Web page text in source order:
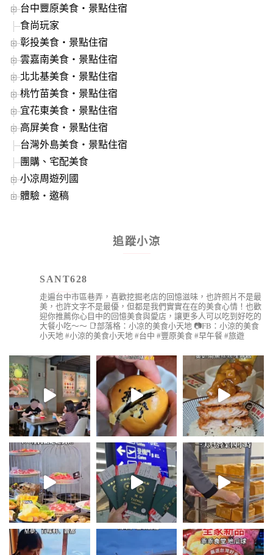
台中豐原美食‧景點住宿
食尚玩家
彰投美食‧景點住宿
雲嘉南美食‧景點住宿
北北基美食‧景點住宿
桃竹苗美食‧景點住宿
宜花東美食‧景點住宿
高屏美食‧景點住宿
台灣外島美食‧景點住宿
團購、宅配美食
小凉周遊列國
體驗‧邀稿
追蹤小涼
SANT628
走遍台中市區巷弄，喜歡挖掘老店的回憶滋味，也許照片不是最
美，也許文字不是最優，但都是我們實實在在的美食心情！也歡
迎你推薦你心目中的回憶美食與愛店，讓更多人可以吃到好吃的
大餐小吃～～ 📑部落格：小凉的美食小天地 📷FB：小涼的美食
小天地 #小涼的美食小天地 #台中 #豐原美食 #早午餐 #旅遊